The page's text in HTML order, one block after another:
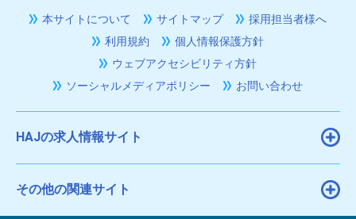
本サイトについて サイトマップ
採用担当者様へ
利用規約
個人情報保護方針
ウェブアクセシビリティ方針
ソーシャルメディアポリシー
お問い合わせ
HAJの求人情報サイト
その他の関連サイト